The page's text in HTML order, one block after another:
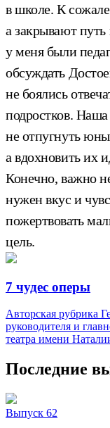
в школе. К
а закрывают
у меня были
обсуждать
не боялись
подростков.
не отпугнуть
а вдохновить их
Конечно, важно
нужен вкус и
пожертвовать
цель.
7 чудес оперы
Авторская рубрика
руководителя и
театра имени
Последние
Выпуск 62